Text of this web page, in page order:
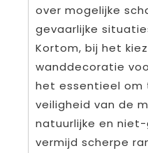
over mogelijke
gevaarlijke
Kortom, bij het
wanddecoratie
het essentieel
veiligheid van de
natuurlijke en
vermijd scherpe